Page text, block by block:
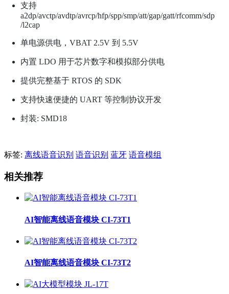
支持
a2dp/avctp/avdtp/avrcp/hfp/spp/smp/att/gap/gatt/rfcomm/sdp
/l2cap
单电源供电，VBAT 2.5V 到 5.5V
内置 LDO 用于芯片数字和模拟部分供电
提供完整基于 RTOS 的 SDK
支持快速便捷的 UART 等控制协议开发
封装: SMD18
标签: 离线语音识别 语音识别 蓝牙 语音模组
相关推荐
AI智能离线语音模块 CI-73T1
AI智能离线语音模块 CI-73T2